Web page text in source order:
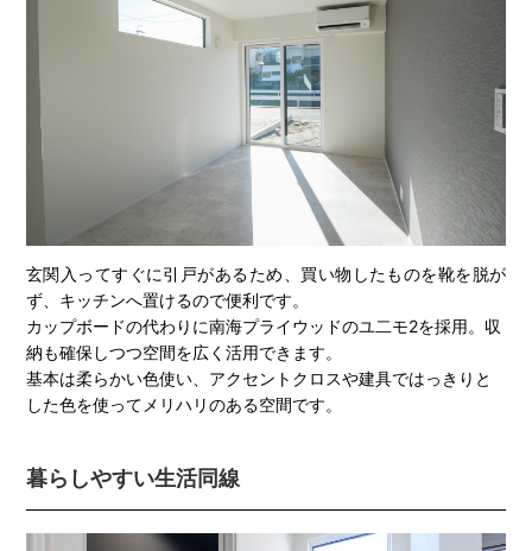
玄関入ってすぐに引戸があるため、買い物したものを靴を脱が
ず、キッチンへ置けるので便利です。
カップボードの代わりに南海プライウッドのユ二モ2を採用。収
納も確保しつつ空間を広く活用できます。
基本は柔らかい色使い、アクセントクロスや建具ではっきりと
した色を使ってメリハリのある空間です。
暮らしやすい生活同線